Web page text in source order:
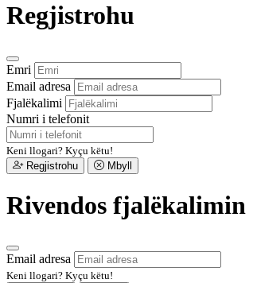
Regjistrohu
Emri
Email adresa
Fjalëkalimi
Numri i telefonit
Keni llogari? Kyçu këtu!
Regjistrohu
Mbyll
Rivendos fjalëkalimin
Email adresa
Keni llogari? Kyçu këtu!